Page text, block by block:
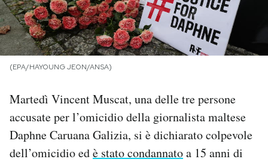
I MIEI PREFERITI
SHOP
CALENDARIO
AREA PERSONALE
(EPA/HAYOUNG JEON/ANSA)
Martedì Vincent Muscat, una delle tre persone
accusate per l’omicidio della giornalista maltese
Daphne Caruana Galizia, si è dichiarato colpevole
dell’omicidio edè stato condannatoa 15 anni di